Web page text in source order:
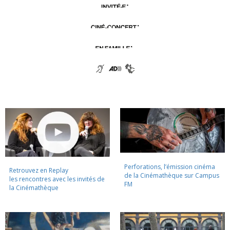
Retrouvez en Replay
les rencontres avec les invités de
la Cinémathèque
Perforations, l’émission cinéma
de la Cinémathèque sur Campus
FM